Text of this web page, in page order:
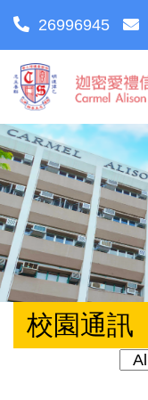
26996945
校園通訊